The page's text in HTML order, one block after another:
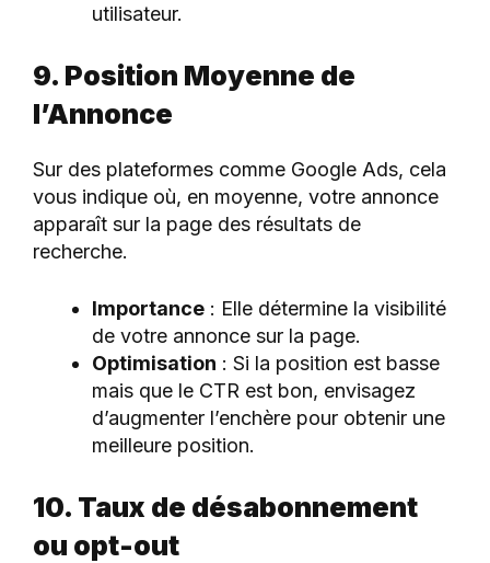
utilisateur.
9. Position Moyenne de
l’Annonce
Sur des plateformes comme Google Ads, cela
vous indique où, en moyenne, votre annonce
apparaît sur la page des résultats de
recherche.
Importance : Elle détermine la visibilité
de votre annonce sur la page.
Optimisation : Si la position est basse
mais que le CTR est bon, envisagez
d’augmenter l’enchère pour obtenir une
meilleure position.
10. Taux de désabonnement
ou opt-out